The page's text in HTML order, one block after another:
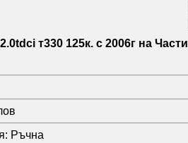
т330 125к. с 2006г на Части
Ръчна